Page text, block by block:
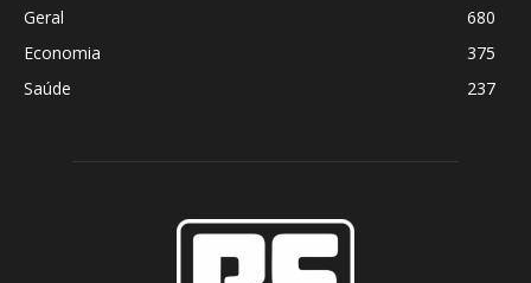
Geral
680
Economia
375
Saúde
237